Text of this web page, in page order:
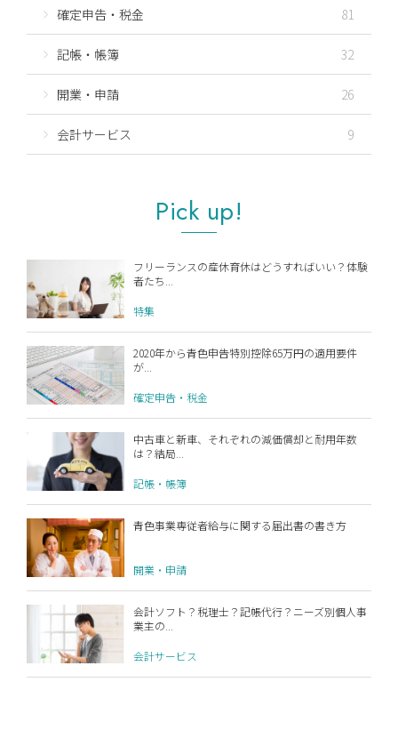
確定申告・税金 81
記帳・帳簿 32
開業・申請 26
会計サービス 9
Pick up!
フリーランスの産休育休はどうすればいい？体験
者たち...
特集
2020年から青色申告特別控除65万円の適用要件
が...
確定申告・税金
中古車と新車、それぞれの減価償却と耐用年数
は？結局...
記帳・帳簿
青色事業専従者給与に関する届出書の書き方
開業・申請
会計ソフト？税理士？記帳代行？ニーズ別個人事
業主の...
会計サービス